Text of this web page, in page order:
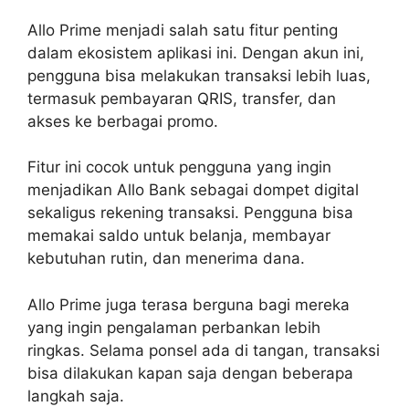
Allo Prime menjadi salah satu fitur penting
dalam ekosistem aplikasi ini. Dengan akun ini,
pengguna bisa melakukan transaksi lebih luas,
termasuk pembayaran QRIS, transfer, dan
akses ke berbagai promo.
Fitur ini cocok untuk pengguna yang ingin
menjadikan Allo Bank sebagai dompet digital
sekaligus rekening transaksi. Pengguna bisa
memakai saldo untuk belanja, membayar
kebutuhan rutin, dan menerima dana.
Allo Prime juga terasa berguna bagi mereka
yang ingin pengalaman perbankan lebih
ringkas. Selama ponsel ada di tangan, transaksi
bisa dilakukan kapan saja dengan beberapa
langkah saja.